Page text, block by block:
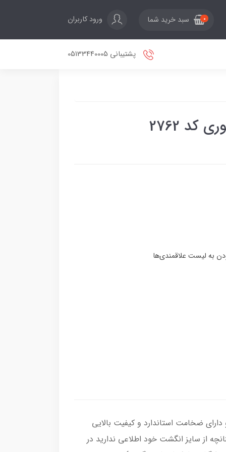
0 سبد خرید شما ورود کاربران
پشتیبانی 05133440005
کد 2762
درجه یک ، رکاب انگشتر از نقره اصل با عیار بین المللی 925 ساخته شده و دارای ضخامت استاندارد و کیفیت بالایی
از سایز انگشت خود اطلاعی ندارید در